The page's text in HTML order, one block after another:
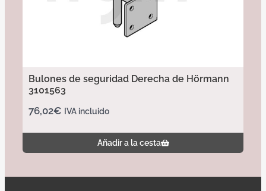
Bulones de seguridad Derecha de Hörmann
3101563
76,02€ IVA incluido
Añadir a la cesta